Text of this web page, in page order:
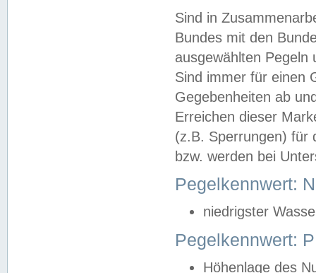
Sind in
Bundes mit den
ausgewählten
Sind immer für einen
Gegebenheiten ab
Erreichen dieser
(z.B. Sperrungen) für
bzw. werden bei
Pegelkennwert:
niedrigster
Pegelkennwert:
Höhenlage des